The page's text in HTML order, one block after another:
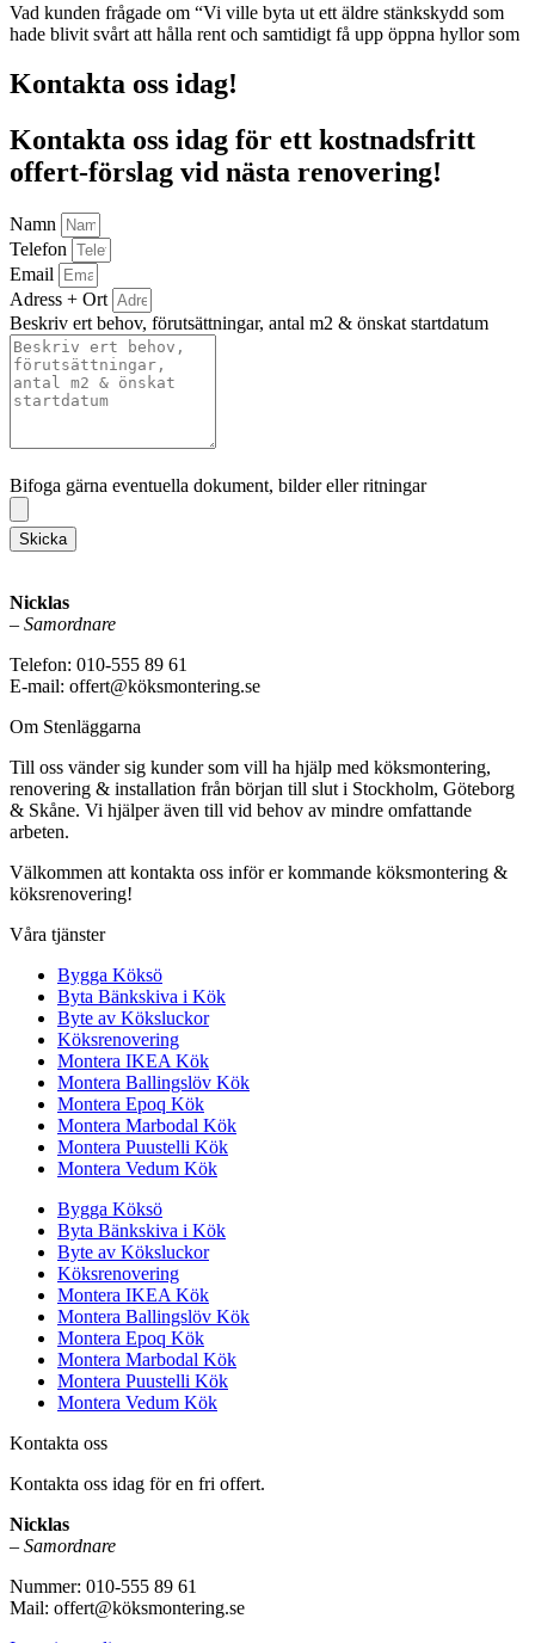
Vad kunden frågade om “Vi ville byta ut ett äldre stänkskydd som
hade blivit svårt att hålla rent och samtidigt få upp öppna hyllor som
Kontakta oss idag!
Kontakta oss idag för ett kostnadsfritt
offert-förslag vid nästa renovering!
Namn
Telefon
Email
Adress + Ort
Beskriv ert behov, förutsättningar, antal m2 & önskat startdatum
Bifoga gärna eventuella dokument, bilder eller ritningar
Skicka
Nicklas
– Samordnare
Telefon: 010-555 89 61
E-mail: offert@köksmontering.se
Om Stenläggarna
Till oss vänder sig kunder som vill ha hjälp med köksmontering,
renovering & installation från början till slut i Stockholm, Göteborg
& Skåne. Vi hjälper även till vid behov av mindre omfattande
arbeten.
Välkommen att kontakta oss inför er kommande köksmontering &
köksrenovering!
Våra tjänster
Bygga Köksö
Byta Bänkskiva i Kök
Byte av Köksluckor
Köksrenovering
Montera IKEA Kök
Montera Ballingslöv Kök
Montera Epoq Kök
Montera Marbodal Kök
Montera Puustelli Kök
Montera Vedum Kök
Bygga Köksö
Byta Bänkskiva i Kök
Byte av Köksluckor
Köksrenovering
Montera IKEA Kök
Montera Ballingslöv Kök
Montera Epoq Kök
Montera Marbodal Kök
Montera Puustelli Kök
Montera Vedum Kök
Kontakta oss
Kontakta oss idag för en fri offert.
Nicklas
– Samordnare
Nummer: 010-555 89 61
Mail: offert@köksmontering.se